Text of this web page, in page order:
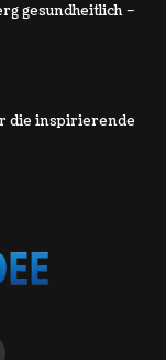
gesundheitlich –
die inspirierende